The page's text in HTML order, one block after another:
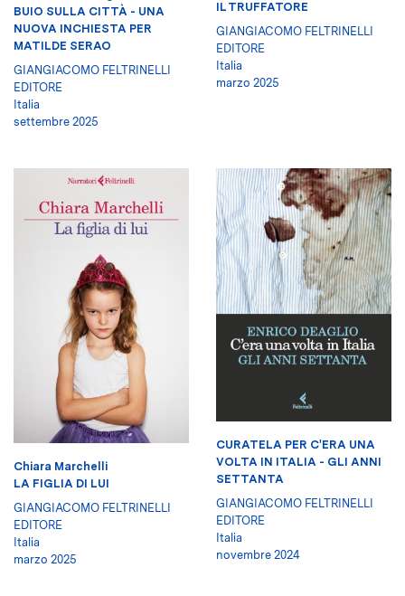
BUIO SULLA CITTÀ - UNA
NUOVA INCHIESTA PER
MATILDE SERAO
GIANGIACOMO FELTRINELLI
EDITORE
Italia
settembre 2025
IL TRUFFATORE
GIANGIACOMO FELTRINELLI
EDITORE
Italia
marzo 2025
Chiara Marchelli
LA FIGLIA DI LUI
GIANGIACOMO FELTRINELLI
EDITORE
Italia
marzo 2025
CURATELA PER C'ERA UNA
VOLTA IN ITALIA - GLI ANNI
SETTANTA
GIANGIACOMO FELTRINELLI
EDITORE
Italia
novembre 2024